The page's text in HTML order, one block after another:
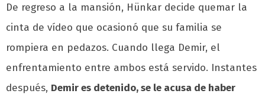
De regreso a la mansión, Hünkar decide quemar la
cinta de vídeo que ocasionó que su familia se
rompiera en pedazos. Cuando llega Demir, el
enfrentamiento entre ambos está servido. Instantes
después, Demir es detenido, se le acusa de haber